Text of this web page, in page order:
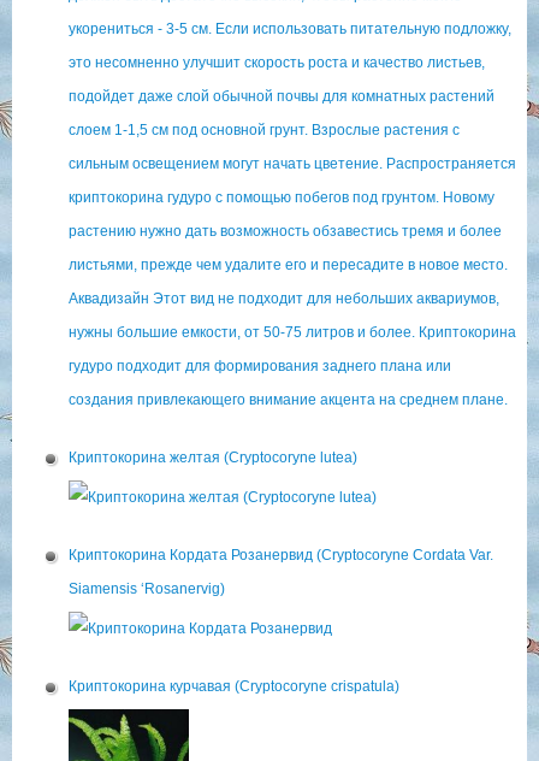
Криптокорина желтая (Cryptocoryne lutea)
Криптокорина Кордата Розанервид (Cryptocoryne Cordata Var.
Siamensis ‘Rosanervig)
Криптокорина курчавая (Cryptocoryne crispatula)